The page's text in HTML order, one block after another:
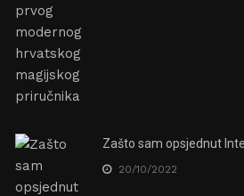
Zašto sam opsjednut
20/10/2022